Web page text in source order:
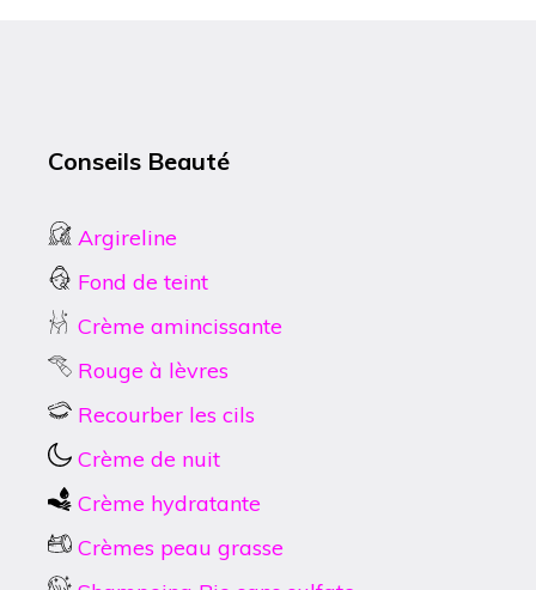
Conseils Beauté
Argireline
Fond de teint
Crème amincissante
Rouge à lèvres
Recourber les cils
Crème de nuit
Crème hydratante
Crèmes peau grasse